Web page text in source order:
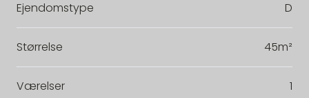
Ejendomstype D
Størrelse 45m²
Værelser 1